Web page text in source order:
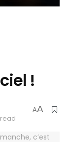
!
AA